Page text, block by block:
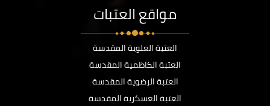
مواقع العتبات
العتبة العلوية المقدسة
العتبة الكاظمية المقدسة
العتبة الرضوية المقدسة
العتبة العسكرية المقدسة